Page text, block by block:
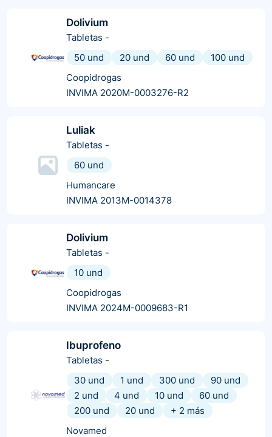
Dolivium
Tabletas -
50 und
20 und 60 und
100 und
Coopidrogas
INVIMA 2020M-0003276-R2
Luliak
Tabletas -
60 und
Humancare
INVIMA 2013M-0014378
Dolivium
Tabletas -
10 und
Coopidrogas
INVIMA 2024M-0009683-R1
Ibuprofeno
Tabletas -
30 und
1 und 300 und
90 und
2 und
4 und 10 und
60 und
200 und
20 und + 2 más
Novamed